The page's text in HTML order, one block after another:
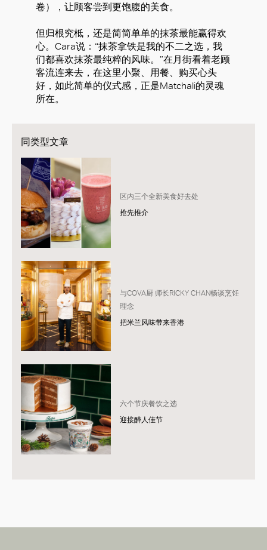
卷），让顾客尝到更饱腹的美食。
但归根究柢，还是简简单单的抹茶最能赢得欢
心。Cara说：“抹茶拿铁是我的不二之选，我
们都喜欢抹茶最纯粹的风味。”在月街看着老顾
客流连来去，在这里小聚、用餐、购买心头
好，如此简单的仪式感，正是Matchali的灵魂
所在。
同类型文章
区内三个全新美食好去处
抢先推介
与COVA厨 师长RICKY CHAN畅谈烹饪
理念
把米兰风味带来香港
六个节庆餐饮之选
迎接醉人佳节